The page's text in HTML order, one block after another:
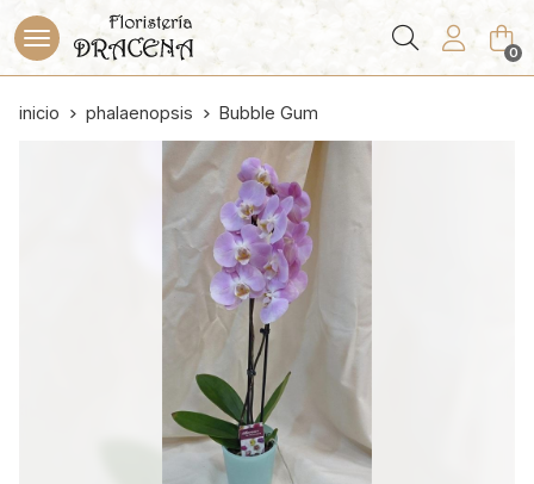
Buscar 0
inicio phalaenopsis Bubble Gum